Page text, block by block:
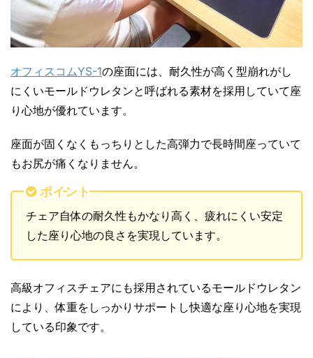
オフィスコムYS-1の座面には、耐久性が高く型崩れがし
にくいモールドウレタンと呼ばれる素材を採用していて座
り心地が優れています。
座面が固くなくもっちりとした高弾力で長時間座っていて
もお尻が痛くなりません。
ポイント
チェア自体の耐久性もかなり高く、疲れにくい安定
した座り心地の良さを実現しています。
高級オフィスチェアにも採用されているモールドウレタン
により、体重をしっかりサポートし快適な座り心地を実現
している印象です。